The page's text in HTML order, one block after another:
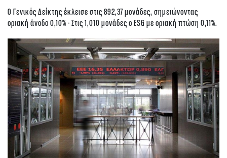
O Γενικός Δείκτης έκλεισε στις 892,37 μονάδες, σημειώνοντας
οριακή άνοδο 0,10% - Στις 1,010 μονάδες ο ESG με οριακή πτώση 0,11%.